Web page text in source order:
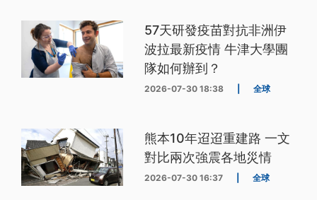
57天研發疫苗對抗非洲伊
波拉最新疫情 牛津大學團
隊如何辦到？
2026-07-30 18:38 全球
熊本10年迢迢重建路 一文
對比兩次強震各地災情
2026-07-30 16:37 全球